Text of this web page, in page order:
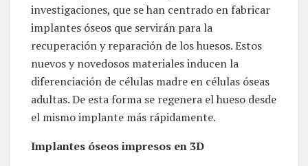
investigaciones, que se han centrado en fabricar
implantes óseos que servirán para la
recuperación y reparación de los huesos. Estos
nuevos y novedosos materiales inducen la
diferenciación de células madre en células óseas
adultas. De esta forma se regenera el hueso desde
el mismo implante más rápidamente.
Implantes óseos impresos en 3D